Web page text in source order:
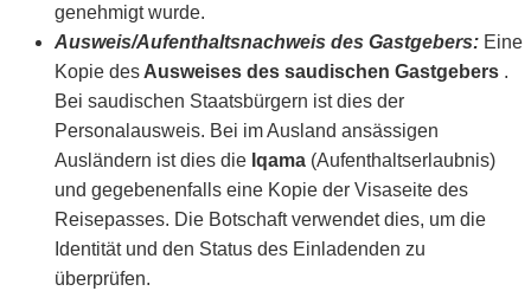
genehmigt wurde.
Ausweis/Aufenthaltsnachweis des Gastgebers: Eine
Kopie des Ausweises des saudischen Gastgebers .
Bei saudischen Staatsbürgern ist dies der
Personalausweis. Bei im Ausland ansässigen
Ausländern ist dies die Iqama (Aufenthaltserlaubnis)
und gegebenenfalls eine Kopie der Visaseite des
Reisepasses. Die Botschaft verwendet dies, um die
Identität und den Status des Einladenden zu
überprüfen.